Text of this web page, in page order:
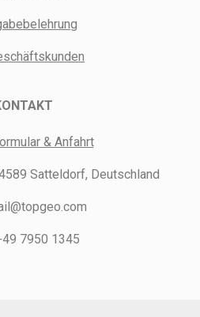
& Anfahrt
Satteldorf, Deutschland
7950 1345